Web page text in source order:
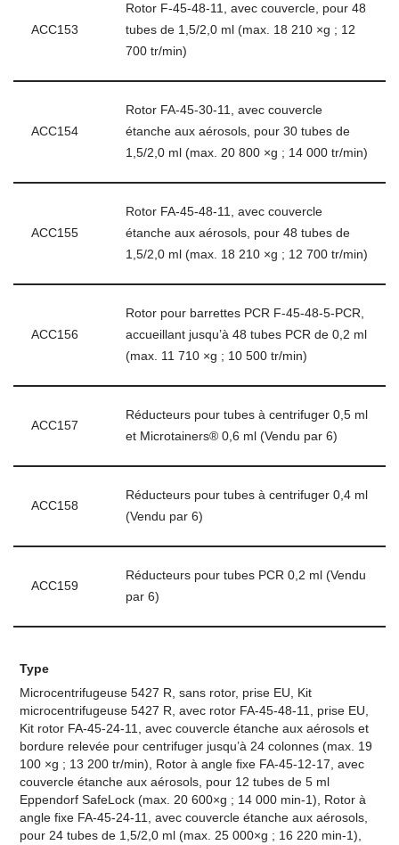
ACC153
Rotor F-45-48-11, avec couvercle, pour 48
tubes de 1,5/2,0 ml (max. 18 210 ×g ; 12
700 tr/min)
ACC154
Rotor FA-45-30-11, avec couvercle
étanche aux aérosols, pour 30 tubes de
1,5/2,0 ml (max. 20 800 ×g ; 14 000 tr/min)
ACC155
Rotor FA-45-48-11, avec couvercle
étanche aux aérosols, pour 48 tubes de
1,5/2,0 ml (max. 18 210 ×g ; 12 700 tr/min)
ACC156
Rotor pour barrettes PCR F-45-48-5-PCR,
accueillant jusqu’à 48 tubes PCR de 0,2 ml
(max. 11 710 ×g ; 10 500 tr/min)
ACC157
Réducteurs pour tubes à centrifuger 0,5 ml
et Microtainers® 0,6 ml (Vendu par 6)
ACC158
Réducteurs pour tubes à centrifuger 0,4 ml
(Vendu par 6)
ACC159
Réducteurs pour tubes PCR 0,2 ml (Vendu
par 6)
Type
Microcentrifugeuse 5427 R, sans rotor, prise EU, Kit
microcentrifugeuse 5427 R, avec rotor FA-45-48-11, prise EU,
Kit rotor FA-45-24-11, avec couvercle étanche aux aérosols et
bordure relevée pour centrifuger jusqu’à 24 colonnes (max. 19
100 ×g ; 13 200 tr/min), Rotor à angle fixe FA-45-12-17, avec
couvercle étanche aux aérosols, pour 12 tubes de 5 ml
Eppendorf SafeLock (max. 20 600×g ; 14 000 min-1), Rotor à
angle fixe FA-45-24-11, avec couvercle étanche aux aérosols,
pour 24 tubes de 1,5/2,0 ml (max. 25 000×g ; 16 220 min-1),